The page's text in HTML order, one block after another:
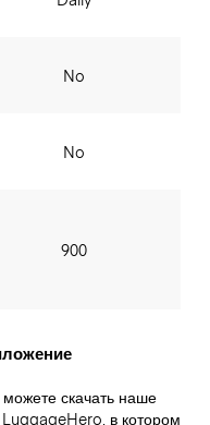
No
No
900
скачать наше
в котором